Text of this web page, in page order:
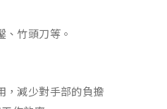
竹頭刀等。
，減少對手部的負擔